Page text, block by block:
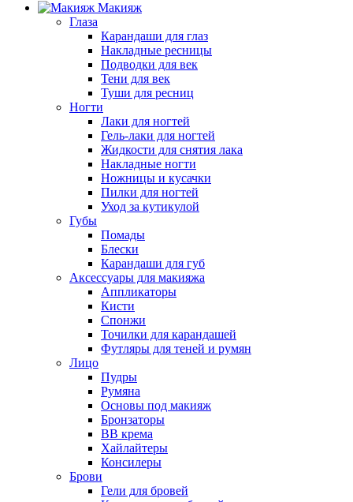
Макияж
Глаза
Карандаши для глаз
Накладные ресницы
Подводки для век
Тени для век
Туши для ресниц
Ногти
Лаки для ногтей
Гель-лаки для ногтей
Жидкости для снятия лака
Накладные ногти
Ножницы и кусачки
Пилки для ногтей
Уход за кутикулой
Губы
Помады
Блески
Карандаши для губ
Аксессуары для макияжа
Аппликаторы
Кисти
Спонжи
Точилки для карандашей
Футляры для теней и румян
Лицо
Пудры
Румяна
Основы под макияж
Бронзаторы
BB крема
Хайлайтеры
Консилеры
Брови
Гели для бровей